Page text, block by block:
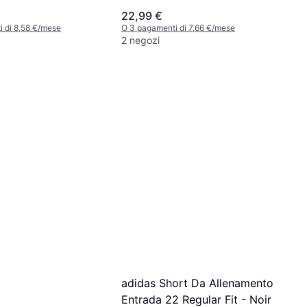
di 8,58 €/mese
22,99 €
O 3 pagamenti di 7,66 €/mese
2 negozi
adidas Short Da Allenamento
Entrada 22 Regular Fit - Noir